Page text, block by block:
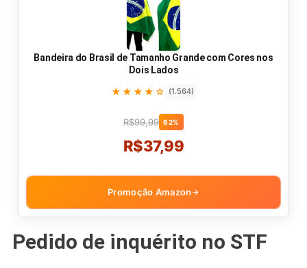
Bandeira do Brasil de Tamanho Grande com Cores nos
Dois Lados
★★★★☆ (1.564)
R$99,99 62%
R$37,99
Promoção Amazon →
Pedido de inquérito no STF